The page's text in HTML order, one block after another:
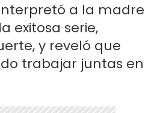
a la madre
exitosa serie,
y reveló que
trabajar juntas en